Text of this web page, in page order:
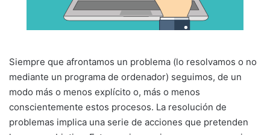
Siempre que afrontamos un problema (lo resolvamos o no
mediante un programa de ordenador) seguimos, de un
modo más o menos explícito o, más o menos
conscientemente estos procesos. La resolución de
problemas implica una serie de acciones que pretenden